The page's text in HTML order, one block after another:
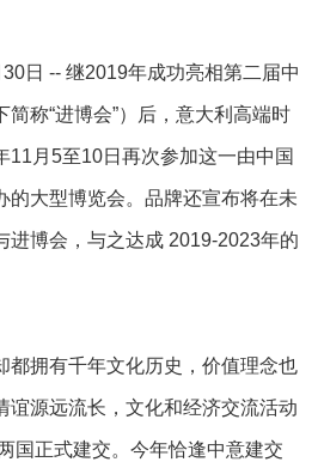
日 -- 继2019年成功亮相第二届中
简称“进博会”）后，意大利高端时
11月5至10日再次参加这一由中国
的大型博览会。品牌还宣布将在未
进博会，与之达成 2019-2023年的
都拥有千年文化历史，价值理念也
谊源远流长，文化和经济交流活动
国正式建交。今年恰逢中意建交